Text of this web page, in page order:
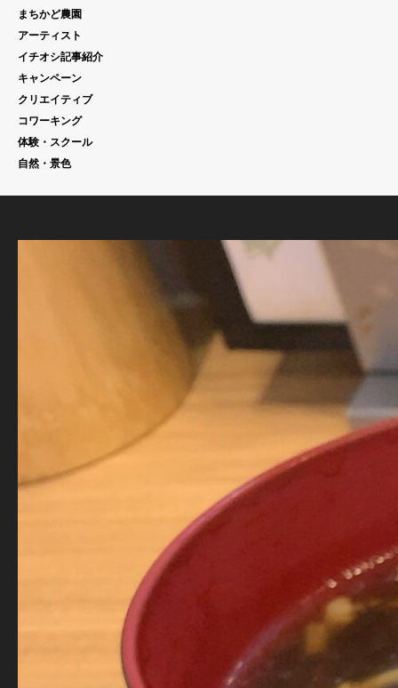
まちかど農園
アーティスト
イチオシ記事紹介
キャンペーン
クリエイティブ
コワーキング
体験・スクール
自然・景色